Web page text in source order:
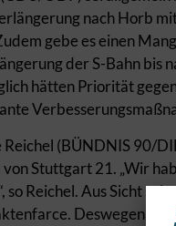
nach Horb
gebe es einen
der S-Bahn bis
hätten Priorität
(BÜNDNIS 90/
Stuttgart 21. „Wir
so Reichel. Aus Sicht
Deswegen sei